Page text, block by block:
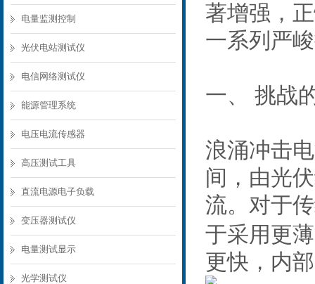
电量监测控制
光伏电站测试仪
电信网络测试仪
能源管理系统
电压电流传感器
高压测试工具
直流电源电子负载
变压器测试仪
电量测试显示
光学测试仪
著增强，
一系列严
一、 挑战
浪涌冲击
间，由光
流。对于
于采用更
更快，内